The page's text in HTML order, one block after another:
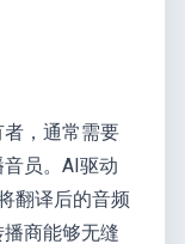
，通常需要
员。AI驱动
翻译后的音频
商能够无缝